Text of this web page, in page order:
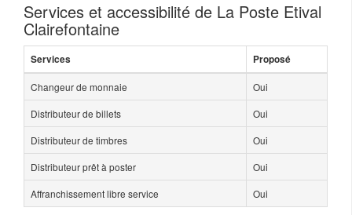
Services et accessibilité de La Poste Etival
Clairefontaine
Services Proposé
Changeur de monnaie
Oui
Distributeur de billets
Oui
Distributeur de timbres
Oui
Distributeur prêt à poster
Oui
Affranchissement libre service
Oui